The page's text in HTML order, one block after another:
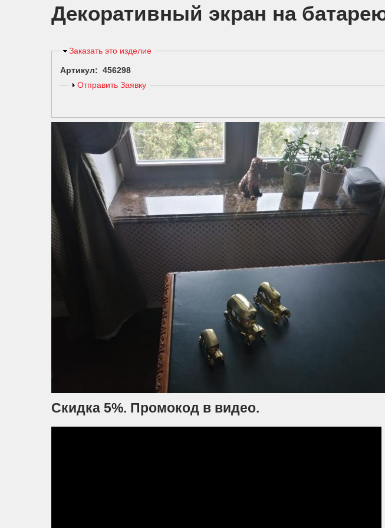
Декоративный экран на
Скрыть
Заказать это изделие
Артикул: 456298
Показать
Отправить Заявку
Скидка 5%. Промокод в видео.